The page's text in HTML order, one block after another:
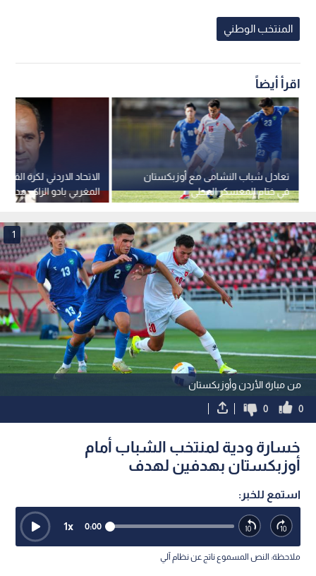
المنتخب الوطني
اقرأ أيضاً
الاتحاد الاردني لكرة
المغربي بادو الزاكي مديرا
تعادل شباب النشامى مع أوزبكستان
في ختام المعسكر المحلي
من مبارة الأردن وأوزبكستان
1
0
0
خسارة ودية لمنتخب الشباب أمام
أوزبكستان بهدفين لهدف
استمع للخبر:
0:00
1x
ملاحظة: النص المسموع ناتج عن نظام آلي